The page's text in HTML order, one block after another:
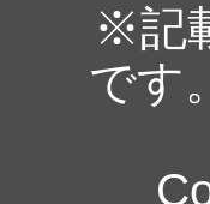
※記
です